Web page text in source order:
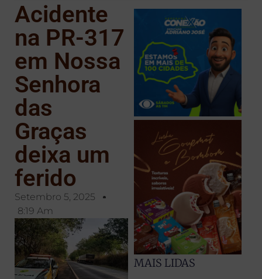
Acidente
na PR-317
em Nossa
Senhora
das
Graças
deixa um
ferido
Setembro 5, 2025
8:19 Am
MAIS LIDAS